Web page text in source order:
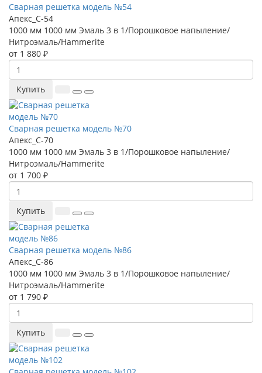
Сварная решетка модель №54
Апекс_С-54
1000 мм 1000 мм Эмаль 3 в 1/Порошковое напыление/
Нитроэмаль/Hammerite
от 1 880 ₽
Купить
Сварная решетка модель №70
Апекс_С-70
1000 мм 1000 мм Эмаль 3 в 1/Порошковое напыление/
Нитроэмаль/Hammerite
от 1 700 ₽
Купить
Сварная решетка модель №86
Апекс_С-86
1000 мм 1000 мм Эмаль 3 в 1/Порошковое напыление/
Нитроэмаль/Hammerite
от 1 790 ₽
Купить